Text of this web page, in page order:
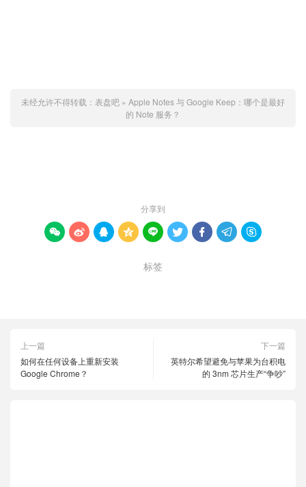
未经允许不得转载： 表盘吧 » Apple Notes 与 Google Keep：哪个是最好
的 Note 服务？
分享到
        
标签
上一篇
如何在任何设备上重新安装
Google Chrome？
下一篇
英特尔希望避免与苹果为台积电
的 3nm 芯片生产“争吵”